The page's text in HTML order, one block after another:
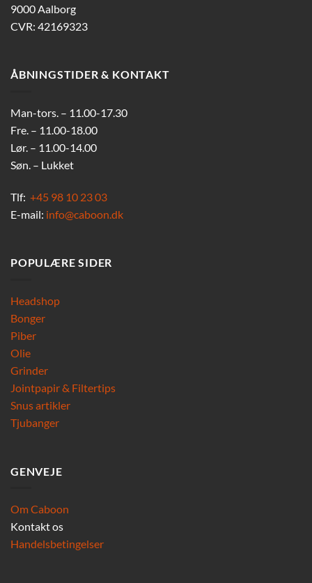
9000 Aalborg
CVR: 42169323
ÅBNINGSTIDER & KONTAKT
Man-tors. – 11.00-17.30
Fre. – 11.00-18.00
Lør. – 11.00-14.00
Søn. – Lukket
Tlf: +45 98 10 23 03
E-mail: info@caboon.dk
POPULÆRE SIDER
Headshop
Bonger
Piber
Olie
Grinder
Jointpapir & Filtertips
Snus artikler
Tjubanger
GENVEJE
Om Caboon
Kontakt os
Handelsbetingelser